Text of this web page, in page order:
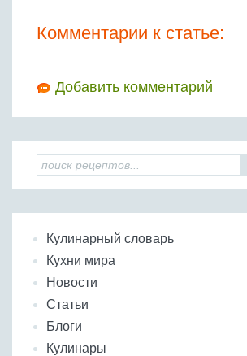
Комментарии к статье:
Добавить комментарий
Кулинарный словарь
Кухни мира
Новости
Статьи
Блоги
Кулинары